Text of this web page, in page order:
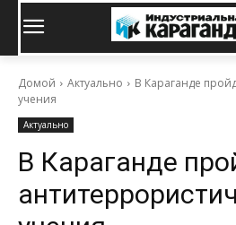
Домой Актуально
В Караганде
учения
Актуально
В Караганде